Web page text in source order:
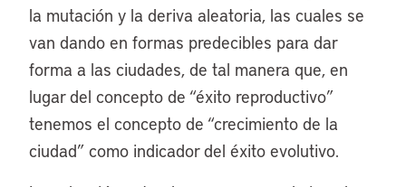
la mutación y la deriva aleatoria, las cuales se
van dando en formas predecibles para dar
forma a las ciudades, de tal manera que, en
lugar del concepto de “éxito reproductivo”
tenemos el concepto de “crecimiento de la
ciudad” como indicador del éxito evolutivo.